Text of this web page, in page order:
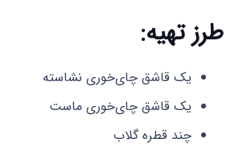
طرز تهیه:
یک قاشق چای‌خوری نشاسته
یک قاشق چای‌خوری ماست
چند قطره گلاب